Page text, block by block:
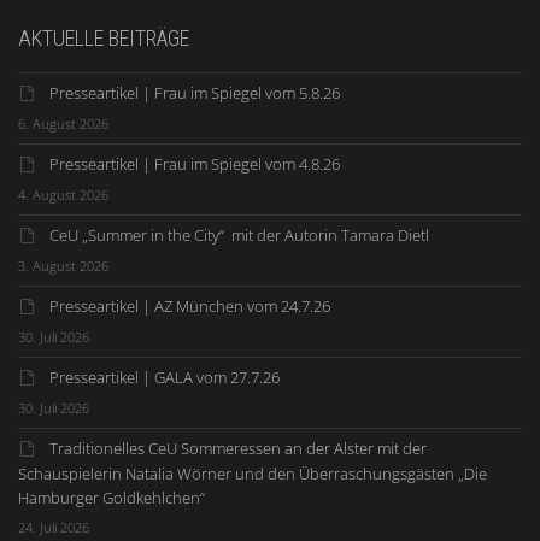
AKTUELLE BEITRÄGE
Presseartikel | Frau im Spiegel vom 5.8.26
6. August 2026
Presseartikel | Frau im Spiegel vom 4.8.26
4. August 2026
CeU „Summer in the City“ mit der Autorin Tamara Dietl
3. August 2026
Presseartikel | AZ München vom 24.7.26
30. Juli 2026
Presseartikel | GALA vom 27.7.26
30. Juli 2026
Traditionelles CeU Sommeressen an der Alster mit der
Schauspielerin Natalia Wörner und den Überraschungsgästen „Die
Hamburger Goldkehlchen“
24. Juli 2026